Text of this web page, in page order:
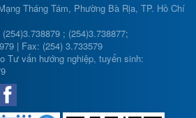
Tháng Tám, Phường Bà Rịa, TP. Hồ Chí
; (254)3.738877;
| Fax: (254) 3.733579
Tư vấn hướng nghiệp, tuyển sinh: